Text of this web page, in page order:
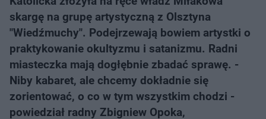
skargę na grupę artystyczną z Olsztyna
"Wiedźmuchy". Podejrzewają bowiem artystki o
praktykowanie okultyzmu i satanizmu. Radni
miasteczka mają dogłębnie zbadać sprawę. -
Niby kabaret, ale chcemy dokładnie się
zorientować, o co w tym wszystkim chodzi -
powiedział radny Zbigniew Opoka,